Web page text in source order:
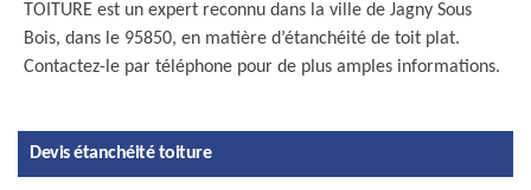
TOITURE est un expert reconnu dans la ville de Jagny Sous
Bois, dans le 95850, en matière d’étanchéité de toit plat.
Contactez-le par téléphone pour de plus amples informations.
Devis étanchéité toiture